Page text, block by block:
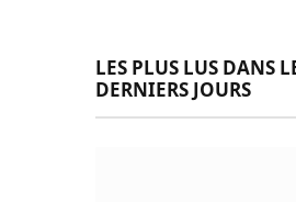
LES PLUS LUS DANS
DERNIERS JOURS